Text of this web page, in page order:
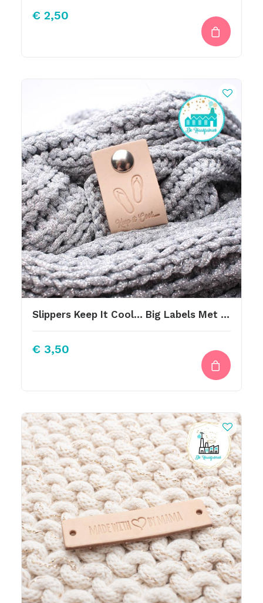
€ 2,50
Slippers Keep It Cool… Big Labels Met Drukknoop 10x3cm
€ 3,50